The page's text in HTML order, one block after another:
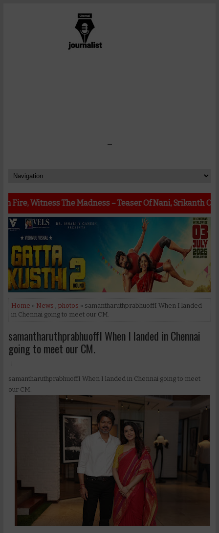
-
The Madness – Teaser Of Nani, Srikanth Odela,
Home » News photos » samantharuthprabhuoffI When I landed
in Chennai going to meet our CM.
samantharuthprabhuoffI When I landed in Chennai
going to meet our CM.
samantharuthprabhuoffI When I landed in Chennai going to meet
our CM.